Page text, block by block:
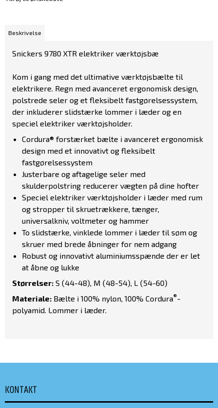
Beskrivelse
Snickers 9780 XTR elektriker værktøjsbæ
Kom i gang med det ultimative værktøjsbælte til
elektrikere. Regn med avanceret ergonomisk design,
polstrede seler og et fleksibelt fastgørelsessystem,
der inkluderer slidstærke lommer i læder og en
speciel elektriker værktøjsholder.
Cordura® forstærket bælte i avanceret ergonomisk
design med et innovativt og fleksibelt
fastgørelsessystem
Justerbare og aftagelige seler med
skulderpolstring reducerer vægten på dine hofter
Speciel elektriker værktøjsholder i læder med rum
og stropper til skruetrækkere, tænger,
universalkniv, voltmeter og hammer
To slidstærke, vinklede lommer i læder til søm og
skruer med brede åbninger for nem adgang
Robust og innovativt aluminiumsspænde der er let
at åbne og lukke
Størrelser: S (44-48), M (48-54), L (54-60)
Materiale: Bælte i 100% nylon, 100% Cordura®-
polyamid. Lommer i læder.
KONTAKT